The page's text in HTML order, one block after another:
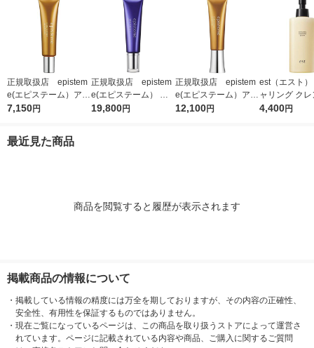
正規取扱店 epistem
e(エピステーム）アイ
パーフェクトショット
7,150円
正規取扱店 epistem
e(エピステーム） ス
テムサイエンスアイ 1
19,800円
正規取扱店 epistem
e(エピステーム）アイ
パーフェクトショット
12,100円
est（エスト
ャリング ク
グセラム
4,400円
最近見た商品
商品を閲覧すると履歴が表示されます
掲載商品の情報について
・ 掲載している情報の精度には万全を期しておりますが、その内容の正確性、
安全性、有用性を保証するものではありません。
・ 現在ご覧になっているページは、この商品を取り扱うストアによって運営さ
れています。ページに記載されている内容や商品、ご購入に関するご質問